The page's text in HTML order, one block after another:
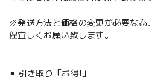
※発送方法と価格の変更が必要な為
程宜しくお願い致します。
⚫︎ 引き取り「お得❗️」